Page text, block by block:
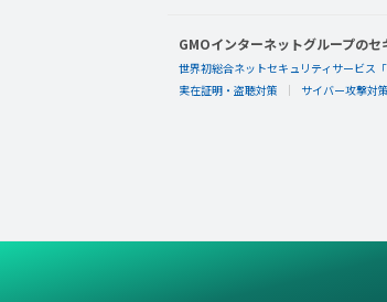
GMOインターネットグループの
世界初総合ネットセキュリティサービス
実在証明・盗聴対策
サイバー攻撃対